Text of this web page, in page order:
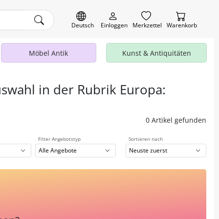
Deutsch Einloggen Merkzettel Warenkorb
Möbel Antik Kunst & Antiquitäten
in der Rubrik Europa:
0 Artikel gefunden
Filter Angebotstyp
Alle Angebote
Sortieren nach
Neuste zuerst